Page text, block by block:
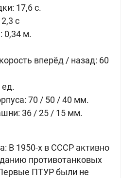
17,6 с.
с
0,34 м.
вперёд / назад: 60
ед.
70 / 50 / 40 мм.
36 / 25 / 15 мм.
В 1950-х в СССР активно
противотанковых
ПТУР были не